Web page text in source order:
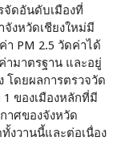
ดอันดับเมืองที่
จังหวัดเชียงใหม่มี
PM 2.5 วัดค่าได้
ามาตรฐาน และอยู่
โดยผลการตรวจวัด
ของเมืองหลักที่มี
าศของจังหวัด
งวานนี้และต่อเนื่อง